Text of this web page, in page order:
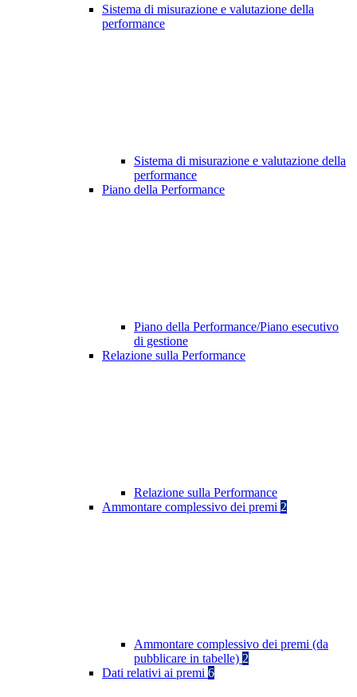
Sistema di misurazione e valutazione della
performance
Sistema di misurazione e valutazione della
performance
Piano della Performance
Piano della Performance/Piano esecutivo
di gestione
Relazione sulla Performance
Relazione sulla Performance
Ammontare complessivo dei premi 2
Ammontare complessivo dei premi (da
pubblicare in tabelle) 2
Dati relativi ai premi 6